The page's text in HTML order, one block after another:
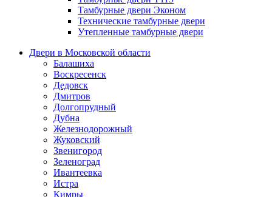
Тамбурные двери Эконом
Технические тамбурные двери
Утепленные тамбурные двери
Двери в Московской области
Балашиха
Воскресенск
Дедовск
Дмитров
Долгопрудный
Дубна
Железнодорожный
Жуковский
Звенигород
Зеленоград
Ивантеевка
Истра
Кимры